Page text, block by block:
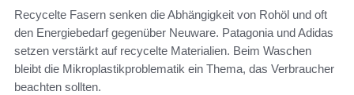
Recycelte Fasern senken die Abhängigkeit von Rohöl und oft
den Energiebedarf gegenüber Neuware. Patagonia und Adidas
setzen verstärkt auf recycelte Materialien. Beim Waschen
bleibt die Mikroplastikproblematik ein Thema, das Verbraucher
beachten sollten.